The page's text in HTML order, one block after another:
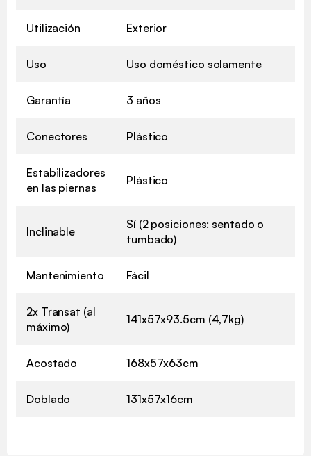
Utilización Exterior
Uso Uso doméstico solamente
Garantía 3 años
Conectores Plástico
Estabilizadores
en las piernas
Plástico
Inclinable
Sí (2 posiciones: sentado o
tumbado)
Mantenimiento Fácil
2x Transat (al
máximo)
141x57x93.5cm (4,7kg)
Acostado 168x57x63cm
Doblado 131x57x16cm